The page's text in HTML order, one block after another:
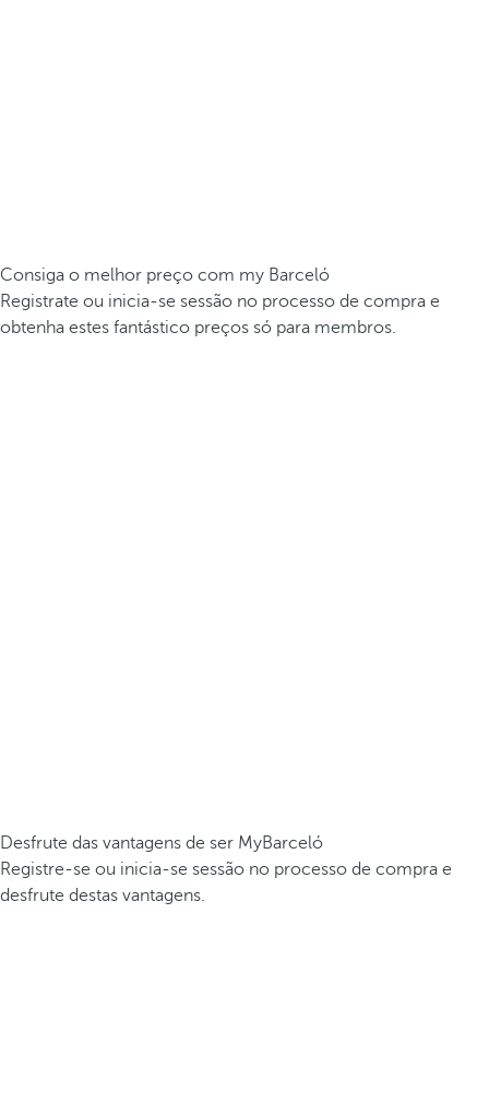
Consiga o melhor preço com my Barceló
Registrate ou inicia-se sessão no processo de compra e
obtenha estes fantástico preços só para membros.
Desfrute das vantagens de ser MyBarceló
Registre-se ou inicia-se sessão no processo de compra e
desfrute destas vantagens.